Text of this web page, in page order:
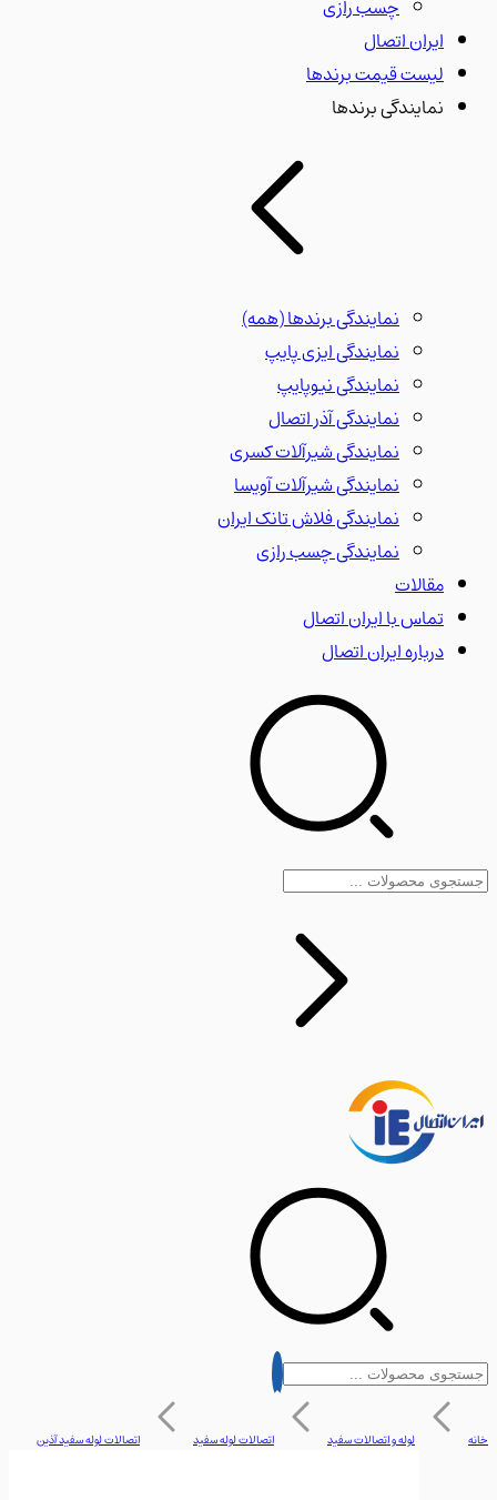
چسب رازی
ایران اتصال
لیست قیمت برندها
نمایندگی برندها
نمایندگی برندها(همه)
نمایندگی ایزی پایپ
نمایندگی نیوپایپ
نمایندگی آذر اتصال
نمایندگی شیرآلات کسری
نمایندگی شیرآلات آویسا
نمایندگی فلاش تانک ایران
نمایندگی چسب رازی
مقالات
تماس با ایران اتصال
درباره ایران اتصال
لوله و اتصالات سفید اتصالات لوله سفید اتصالات لوله سفید آذین